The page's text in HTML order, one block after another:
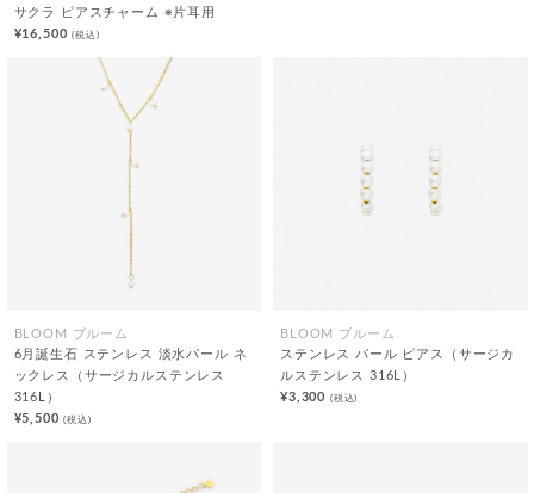
サクラ ピアスチャーム ※片耳用
¥16,500(税込)
BLOOM ブルーム
6月誕生石 ステンレス 淡水パール ネ
ックレス（サージカルステンレス
316L）
¥5,500(税込)
BLOOM ブルーム
ステンレス パール ピアス（サージカ
ルステンレス 316L）
¥3,300 (税込)